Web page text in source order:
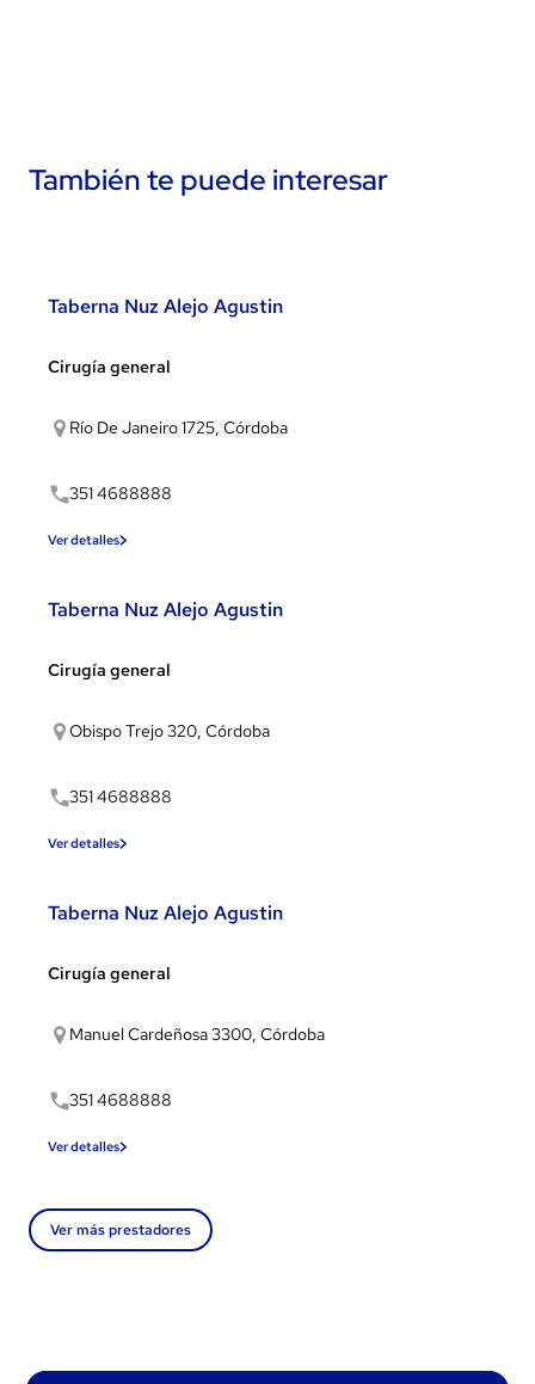
También te puede interesar
Taberna Nuz Alejo Agustin
Cirugía general
Río De Janeiro 1725, Córdoba
351 4688888
Ver detalles
Taberna Nuz Alejo Agustin
Cirugía general
Obispo Trejo 320, Córdoba
351 4688888
Ver detalles
Taberna Nuz Alejo Agustin
Cirugía general
Manuel Cardeñosa 3300, Córdoba
351 4688888
Ver detalles
Ver más prestadores